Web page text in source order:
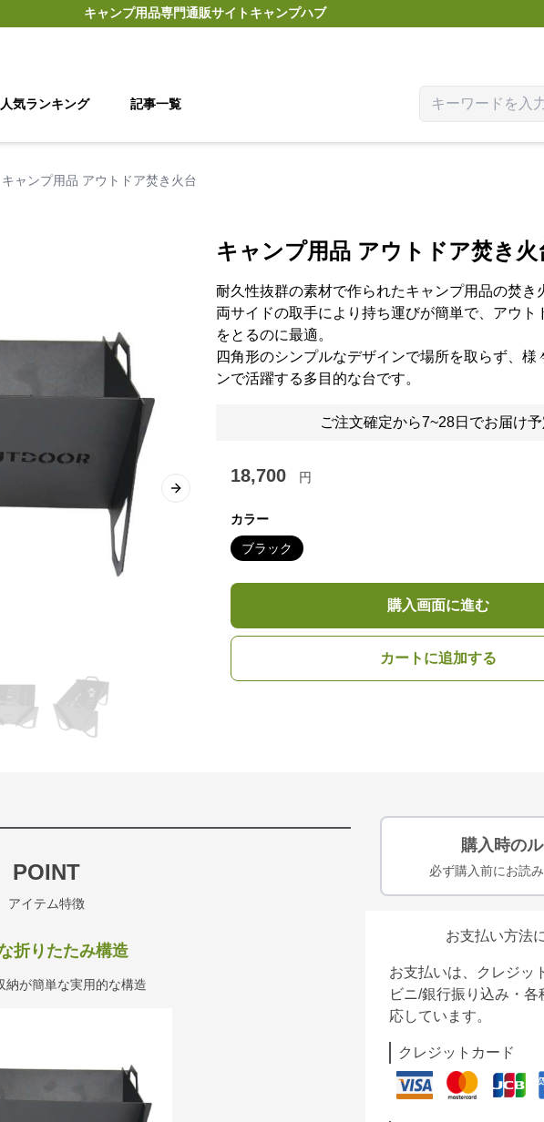
キャンプ用品専門通販サイトキャンプハブ
人気ランキング 記事一覧
キャンプ用品 アウトドア焚き火台
Next slide
キャンプ用品 アウトドア焚き火
耐久性抜群の素材で作られたキャンプ用品の焚き
両サイドの取手により持ち運びが簡単で、アウト
をとるのに最適。
四角形のシンプルなデザインで場所を取らず、様
ンで活躍する多目的な台です。
ご注文確定から7~28日でお届け予
18,700 円
カラー
ブラック
購入画面に進む
カートに追加する
POINT
アイテム特徴
折りたたみ構造
納が簡単な実用的な構造
購入時の
必ず購入前にお読み
お支払い方法
お支払いは、クレジッ
ビニ/銀行振り込み・
応しています。
クレジットカード